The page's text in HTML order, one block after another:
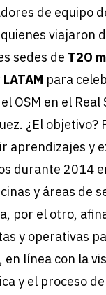
de equipo
viajaron
sedes de T2O
para
OSM en el Real
¿El objetivo?
aprendizajes y
durante 2014
y áreas de
por el otro,
y operativas
en línea con la
y el proceso de